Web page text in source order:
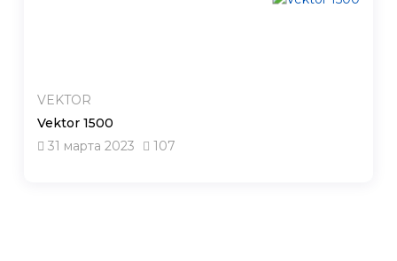
VEKTOR
Vektor 1500
31 марта 2023
107